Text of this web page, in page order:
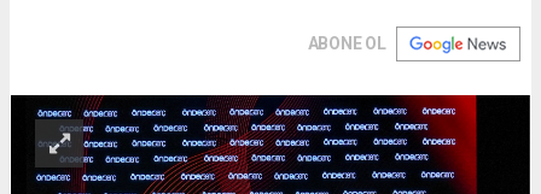
ABONE OL